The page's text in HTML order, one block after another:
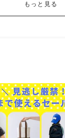
もっと見る